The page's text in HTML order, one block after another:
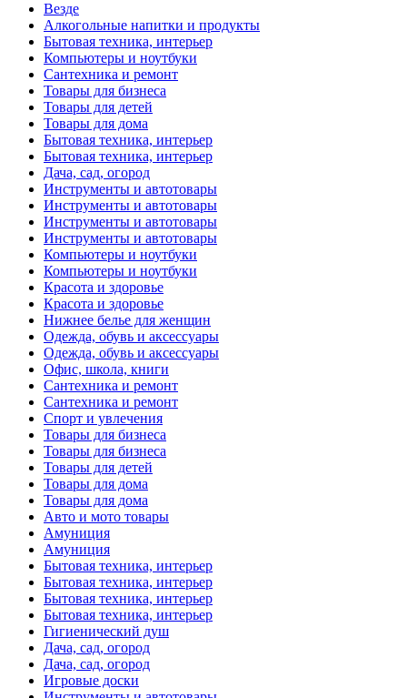
Везде
Алкогольные напитки и продукты
Бытовая техника, интерьер
Компьютеры и ноутбуки
Сантехника и ремонт
Товары для бизнеса
Товары для детей
Товары для дома
Бытовая техника, интерьер
Бытовая техника, интерьер
Дача, сад, огород
Инструменты и автотовары
Инструменты и автотовары
Инструменты и автотовары
Инструменты и автотовары
Компьютеры и ноутбуки
Компьютеры и ноутбуки
Красота и здоровье
Красота и здоровье
Нижнее белье для женщин
Одежда, обувь и аксессуары
Одежда, обувь и аксессуары
Офис, школа, книги
Сантехника и ремонт
Сантехника и ремонт
Спорт и увлечения
Товары для бизнеса
Товары для бизнеса
Товары для детей
Товары для дома
Товары для дома
Авто и мото товары
Амуниция
Амуниция
Бытовая техника, интерьер
Бытовая техника, интерьер
Бытовая техника, интерьер
Бытовая техника, интерьер
Гигиенический душ
Дача, сад, огород
Дача, сад, огород
Игровые доски